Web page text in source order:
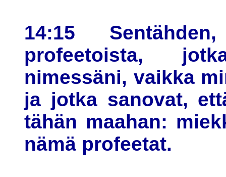
14:15
profeetoista,
nimessäni, vaikka
ja jotka sanovat,
tähän maahan:
nämä profeetat.